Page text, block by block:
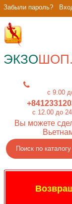
Забыли пароль?
ЭКЗО
c 9.00
c 12.00 до
Вы можете